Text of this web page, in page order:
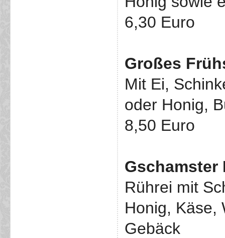
6,30 Euro
Großes
Mit Ei,
oder Honig,
8,50 Euro
Gschamster
Rührei mit
Honig, Käse,
Gebäck